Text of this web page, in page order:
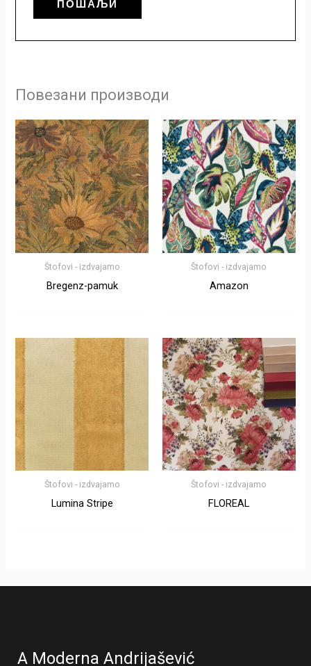
Повезани производи
Štofovi - izdvajamo
Bregenz-pamuk
Štofovi - izdvajamo
Amazon
Štofovi - izdvajamo
Lumina Stripe
Štofovi - izdvajamo
FLOREAL
A Moderna Andrijašević